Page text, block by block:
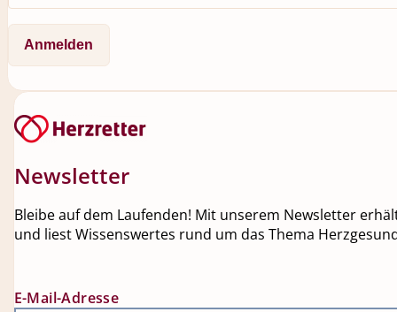
Newsletter
Bleibe auf dem Laufenden! Mit unserem Newsletter
und liest Wissenswertes rund um das Thema
E-Mail-Adresse